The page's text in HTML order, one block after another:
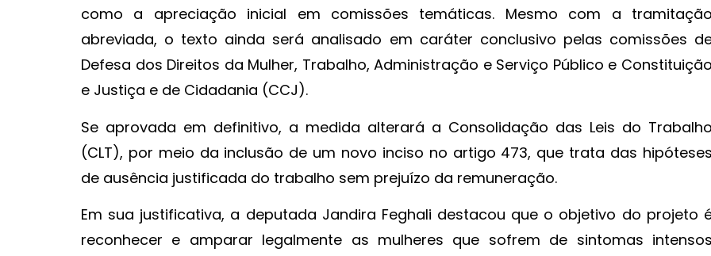
como a apreciação inicial em comissões temáticas. Mesmo com a tramitação
abreviada, o texto ainda será analisado em caráter conclusivo pelas comissões
Defesa dos Direitos da Mulher, Trabalho, Administração e Serviço Público e Constituição
e Justiça e de Cidadania (CCJ).
Se aprovada em definitivo, a medida alterará a Consolidação das Leis do Trabalho
(CLT), por meio da inclusão de um novo inciso no artigo 473, que trata das hipóteses
de ausência justificada do trabalho sem prejuízo da remuneração.
Em sua justificativa, a deputada Jandira Feghali destacou que o objetivo do projeto
reconhecer e amparar legalmente as mulheres que sofrem de sintomas intensos